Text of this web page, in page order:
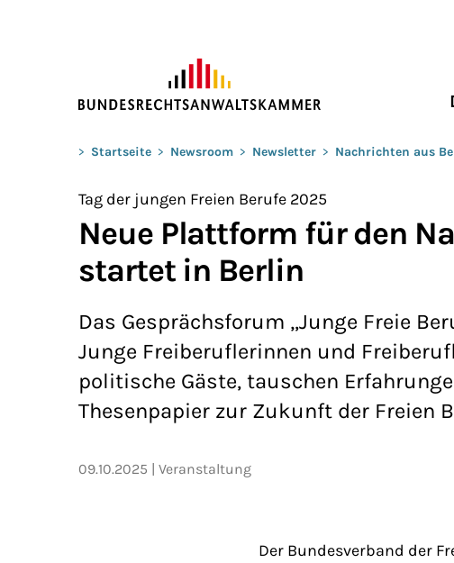
Sie befinden sich hier:
> Startseite > Newsroom > Newsletter > Nachrichten aus
Tag der jungen Freien Berufe 2025
Neue Plattform für den
startet in Berlin
Das Gesprächsforum „Junge Freie
Junge Freiberuflerinnen und
politische Gäste, tauschen
Thesenpapier zur Zukunft der Freien
09.10.2025 Veranstaltung
Der Bundesverband der